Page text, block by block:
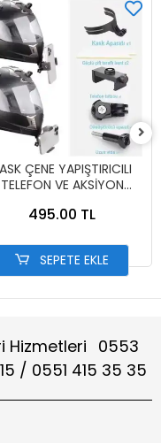
ÇENE YAPIŞTIRICILI
TELEFON VE AKSİYON
495.00 TL
SEPETE EKLE
Hizmetleri
0553
/ 0551 415 35 35